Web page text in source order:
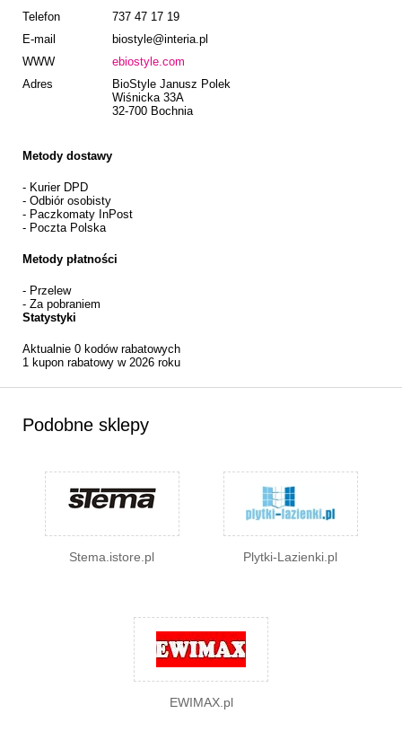
Telefon
737 47 17 19
E-mail
biostyle@interia.pl
WWW
ebiostyle.com
Adres
BioStyle Janusz Polek
Wiśnicka 33A
32-700 Bochnia
Metody dostawy
- Kurier DPD
- Odbiór osobisty
- Paczkomaty InPost
- Poczta Polska
Metody płatności
- Przelew
- Za pobraniem
Statystyki
Aktualnie 0 kodów rabatowych
1 kupon rabatowy w 2026 roku
Podobne sklepy
Stema.istore.pl Plytki-Lazienki.pl
EWIMAX.pl